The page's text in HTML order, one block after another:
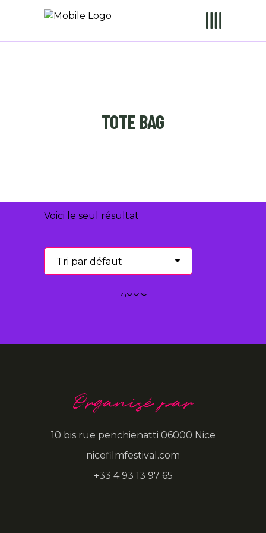
TOTE BAG
Voici le seul résultat
Tri par défaut
TOTE-BAG UFCTC 2022
7,00€
Organisé par
10 bis rue penchienatti 06000 Nice
nicefilmfestival.com
+33 4 93 13 97 65